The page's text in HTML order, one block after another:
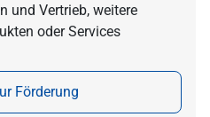
und Vertrieb, weitere
oder Services
Förderung